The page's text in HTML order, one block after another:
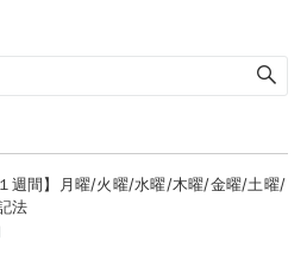
１週間】月曜/火曜/水曜/木曜/金曜/土曜/
法